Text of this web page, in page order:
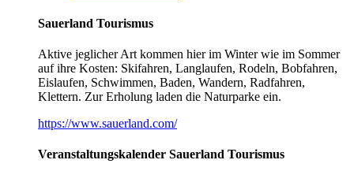
Sauerland Tourismus
Aktive jeglicher Art kommen hier im Winter wie im Sommer
auf ihre Kosten: Skifahren, Langlaufen, Rodeln, Bobfahren,
Eislaufen, Schwimmen, Baden, Wandern, Radfahren,
Klettern. Zur Erholung laden die Naturparke ein.
https://www.sauerland.com/
Veranstaltungskalender Sauerland Tourismus